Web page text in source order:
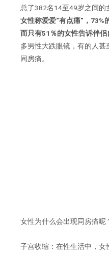
总了382名14至49岁之间的
女性称爱爱“有点痛”，73%
而只有51％的女性告诉伴侣
多男性大跌眼镜，有的人
同房痛。
女性为什么会出现同房痛呢
子宫收缩：在性生活中，女